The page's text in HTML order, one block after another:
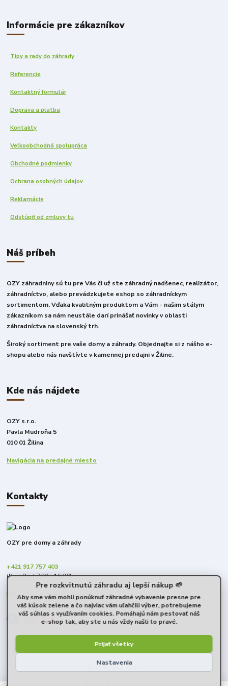
Informácie pre zákazníkov
Tipy a rady do záhrady
Referencie
Kontaktný formulár
Doprava a platba
Kontakty
Veľkoobchodná spolupráca
Obchodné podmienky
Ochrana osobných údajov
Reklamácie
Odstúpiť od zmluvy tu
Náš príbeh
OZY záhradniny sú tu pre Vás či už ste záhradný nadšenec, realizátor,
záhradníctvo, alebo prevádzkujete eshop so záhradníckym
sortimentom. Vďaka kvalitným produktom a Vám - našim stálym
zákazníkom sa nám neustále darí prinášať novinky v oblasti
záhradníctva na slovenský trh.
Široký sortiment pre vaše domy a záhrady. Objednajte si z nášho e-
shopu alebo nás navštívte v kamennej predajni v Žiline.
Kde nás nájdete
OZY s.r.o.
Pavla Mudroňa 5
010 01 Žilina
Navigácia na predajné miesto
Kontakty
OZY pre domy a záhrady
+421 917 757 403
(Po - Pia | 7:30 - 16:00)
obchod@predomyazahrady.sk
© 2026 OZY s.r.o.
Pre rozkvitnutú záhradu aj lepší nákup 🌱
Aby sme vám mohli ponúknuť záhradné vybavenie presne pre
váš kúsok zelene a čo najviac vám uľahčili výber, potrebujeme
váš súhlas s využívaním cookies. Pomáhajú nám pestovať náš
e-shop tak, aby ste u nás vždy našli to pravé.
Nastavenia
Prijať všetky